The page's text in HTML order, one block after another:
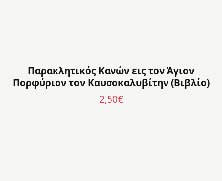
Παρακλητικός Κανών εις τον Άγιον
Πορφύριον τον Καυσοκαλυβίτην (Βιβλίο)
2,50€